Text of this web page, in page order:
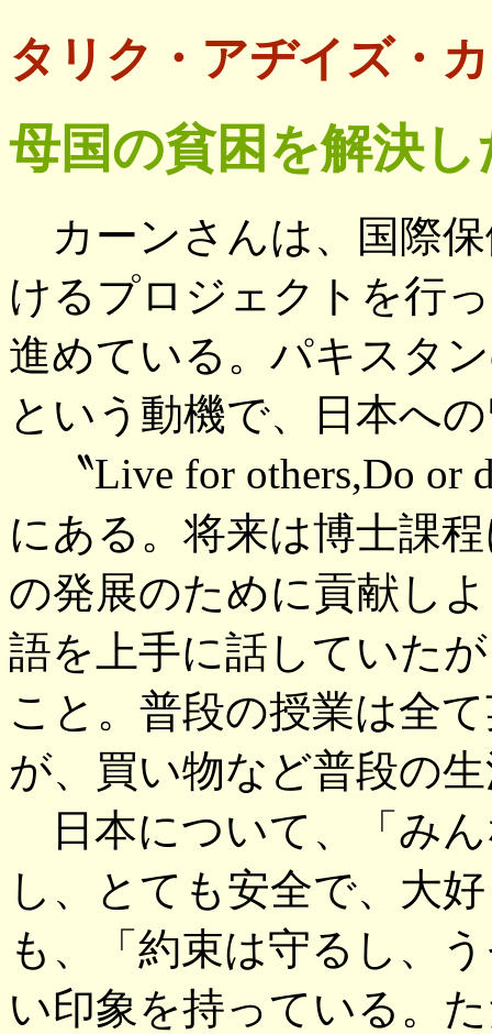
タリク・アヂイズ・
母国の貧困を解決し
カーンさんは、国際
けるプロジェクトを行
進めている。パキスタ
という動機で、日本へ
〝Live for others,Do or
にある。将来は博士課
の発展のために貢献し
語を上手に話していた
こと。普段の授業は全
が、買い物など普段の
日本について、「み
し、とても安全で、大
も、「約束は守るし、
い印象を持っている。